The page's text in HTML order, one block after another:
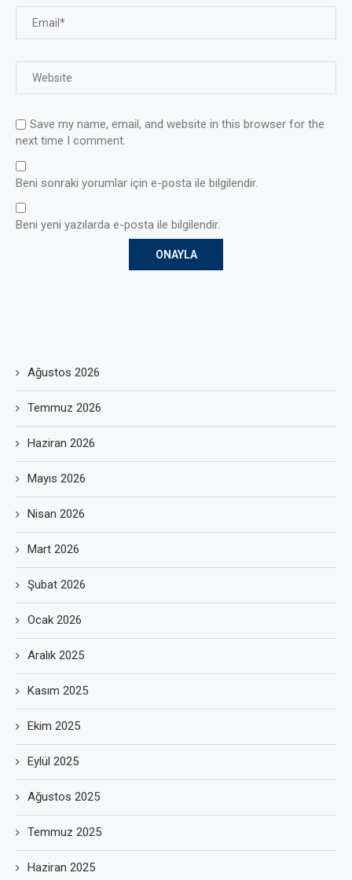
Save my name, email, and website in this browser for the
next time I comment.
Beni sonraki yorumlar için e-posta ile bilgilendir.
Beni yeni yazılarda e-posta ile bilgilendir.
Ağustos 2026
Temmuz 2026
Haziran 2026
Mayıs 2026
Nisan 2026
Mart 2026
Şubat 2026
Ocak 2026
Aralık 2025
Kasım 2025
Ekim 2025
Eylül 2025
Ağustos 2025
Temmuz 2025
Haziran 2025